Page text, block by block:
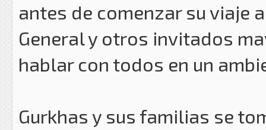
antes de comenzar su viaje
General y otros invitados
hablar con todos en un
Gurkhas y sus familias se